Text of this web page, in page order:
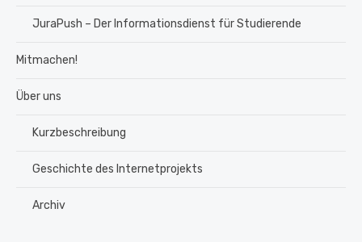
JuraPush – Der Informationsdienst für Studierende
Mitmachen!
Über uns
Kurzbeschreibung
Geschichte des Internetprojekts
Archiv